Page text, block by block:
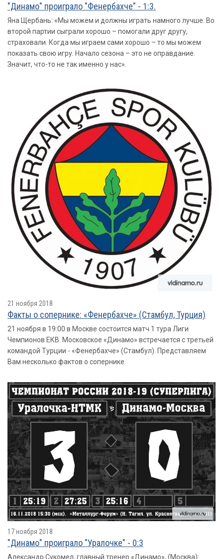
"Динамо" проиграло "Фенербахче" - 1:3.
Яна Щербань: «Мы можем и должны играть намного лучше. Во
второй партии сыграли хорошо – помогали друг другу,
страховали. Когда мы играем сами хорошо – то мы можем
показать свою игру. Начало сезона – это не оправдание.
Значит, что-то не так именно у нас».
21 ноября 2018
Факты о сопернике: «Фенербахче» (Стамбул, Турция)
21 ноября в 19:00 в Москве состоится матч 1 тура Лиги
Чемпионов ЕКВ. Московское «Динамо» встречается с третьей
командой Турции - «Фенербахче» (Стамбул). Представляем
Вам несколько фактов о сопернике.
17 ноября 2018
"Динамо" проиграло "Уралочке" - 0:3
Александр Сукомел, главный тренер «Динамо», (Москва):